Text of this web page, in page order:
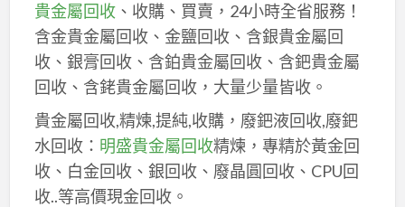
貴金屬回收、收購、買賣，24小時全省服務！
含金貴金屬回收、金鹽回收、含銀貴金屬回
收、銀膏回收、含鉑貴金屬回收、含鈀貴金屬
回收、含銠貴金屬回收，大量少量皆收。
貴金屬回收,精煉,提純,收購，廢鈀液回收,廢鈀
水回收： 明盛貴金屬回收精煉，專精於黃金回
收、白金回收、銀回收、廢晶圓回收、CPU回
收..等高價現金回收。